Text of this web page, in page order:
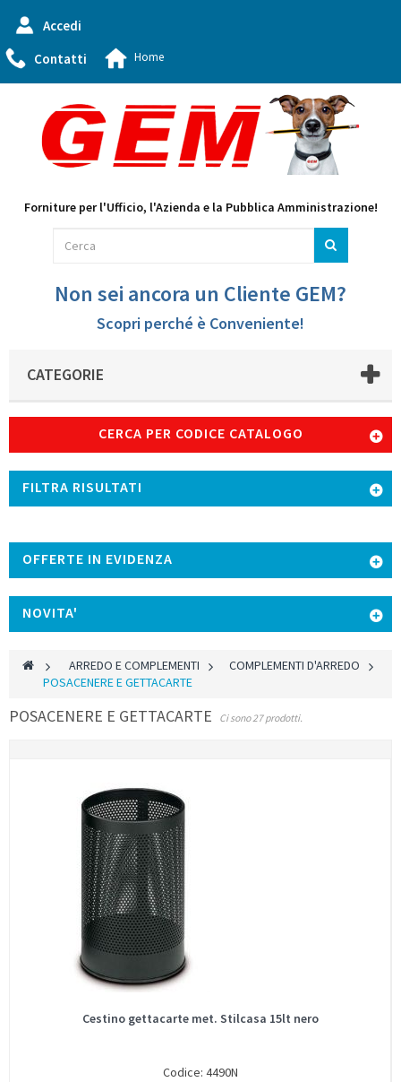
Accedi
Contatti
Home
Forniture per l'Ufficio, l'Azienda e la Pubblica Amministrazione!
Non sei ancora un Cliente GEM?
Scopri perché è Conveniente!
CATEGORIE
CERCA PER CODICE CATALOGO
FILTRA RISULTATI
OFFERTE IN EVIDENZA
NOVITA'
> ARREDO E COMPLEMENTI >
COMPLEMENTI D'ARREDO
POSACENERE E GETTACARTE
POSACENERE E GETTACARTE Ci sono 27 prodotti.
Cestino gettacarte met. Stilcasa 15lt nero
Codice: 4490N